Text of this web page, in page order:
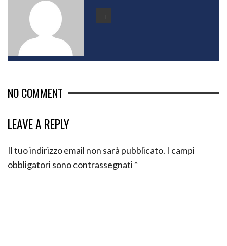
NO COMMENT
LEAVE A REPLY
Il tuo indirizzo email non sarà pubblicato. I campi
obbligatori sono contrassegnati *